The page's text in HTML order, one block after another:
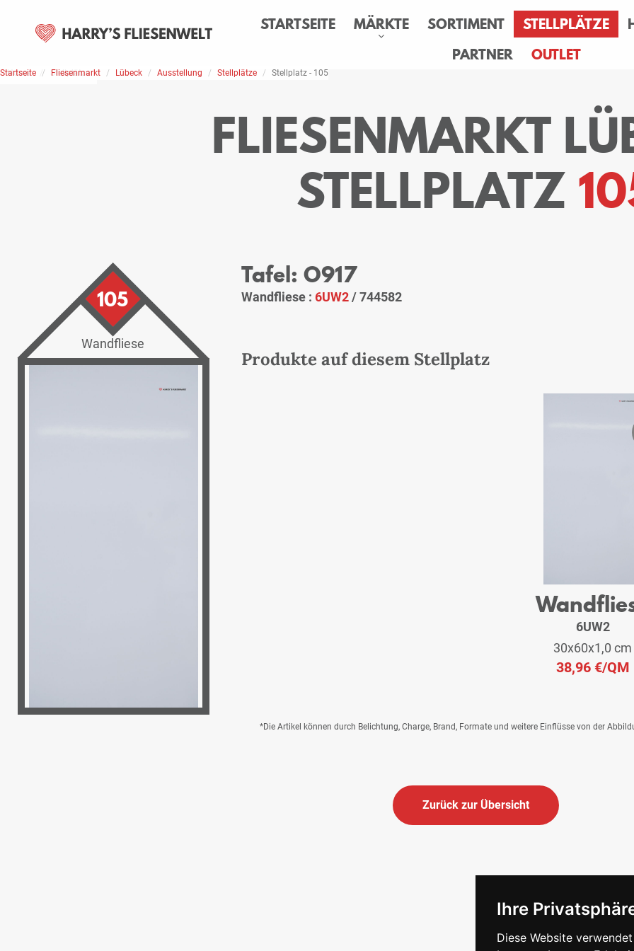
Ihre
Diese Website
STARTSEITE MÄRKTE SORTIMENT STELLPLÄTZE
PARTNER
OUTLET
Home Stellplätze
Startseite Fliesenmarkt Lübeck Ausstellung Stellplätze Stellplatz - 105
FLIESENMARKT
STELLPLATZ
105
Wandfliese
Tafel: O917
Wandfliese : 6UW2/ 744582
Produkte auf diesem Stellplatz
6UW2
30x60x1,0 cm
38,96 €/QM
*Die Artikel können durch Belichtung, Charge, Brand, Formate und weitere Einflüsse von der
Zurück zur Übersicht